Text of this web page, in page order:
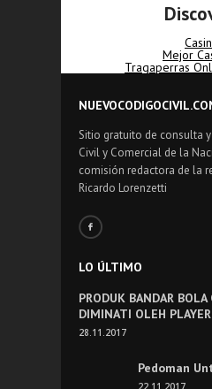
Mejor
Tragaperras
Sitio gratuito de consulta
Civil y Comercial de la
comisión redactora de la
Ricardo Lorenzetti
LO ÚLTIMO
PRODUK BANDAR
DIMINATI OLEH PLAYER
28.11.2017
Pedoman
22.11.2017